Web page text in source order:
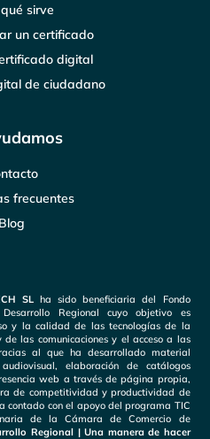
sirve
un certificado
digital
de ciudadano
frecuentes
Blog
SLha sido beneficiaria del Fondo
Regional cuyo objetivo es
y la calidad de las tecnologías de la
de las comunicaciones y el acceso a las
al que ha desarrollado material
audiovisual, elaboración de catálogos
web a través de página propia,
de competitividad y productividad de
con el apoyo del programa TIC
de la Cámara de Comercio de
Regional | Una manera de hacer